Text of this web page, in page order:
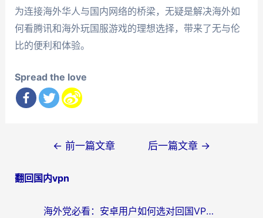
为连接海外华人与国内网络的桥梁，无疑是解决海外如
何看腾讯和海外玩国服游戏的理想选择，带来了无与伦
比的便利和体验。
Spread the love
导
← 前一篇文章 后一篇文章 →
翻回国内vpn
海外党必看：安卓用户如何选对回国VPN？从踩坑到无缝访问的全攻略